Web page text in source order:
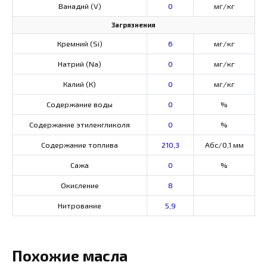
Ванадий (V) 0 мг/кг
Загрязнения
Кремний (Si) 6 мг/кг
Натрий (Na) 0 мг/кг
Калий (К) 0 мг/кг
Содержание воды 0 %
Содержание этиленгликоля 0 %
Содержание топлива 210,3 Абс/0,1 мм
Сажа 0 %
Окисление 8
Нитрование 5,9
Похожие масла